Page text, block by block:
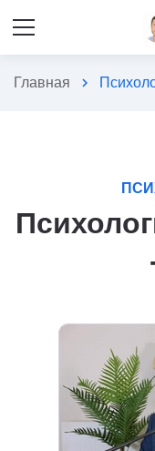
Главная chevron_right